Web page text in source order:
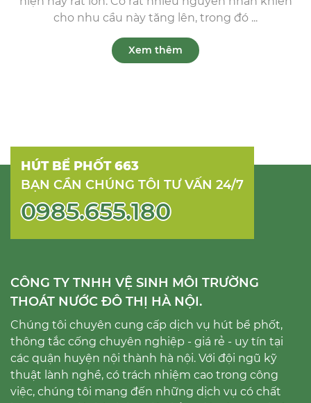
cho nhu cầu này tăng lên, trong đó ...
Xem thêm
HÚT BỂ PHỐT 663
BẠN CẦN CHÚNG TÔI TƯ VẤN 24/7
0985.655.180
CÔNG TY TNHH VỆ SINH MÔI TRƯỜNG
THOÁT NƯỚC ĐÔ THỊ HÀ NỘI.
Chúng tôi chuyên cung cấp dịch vụ hút bể phốt,
thông tắc cống chuyên nghiệp - giá rẻ - uy tín tại
các quận huyện nội thành hà nội. Với đội ngũ kỹ
thuật lành nghề, có trách nhiệm cao trong công
việc, chúng tôi mang đến những dịch vụ có chất